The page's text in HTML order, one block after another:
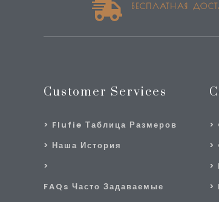
БЕСПЛАТНАЯ
Customer Services
Flufie Таблица Размеров
Наша История
FAQs Часто Задаваемые